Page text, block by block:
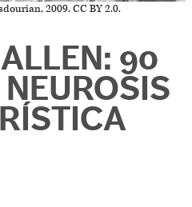
2009. CC BY 2.0.
90